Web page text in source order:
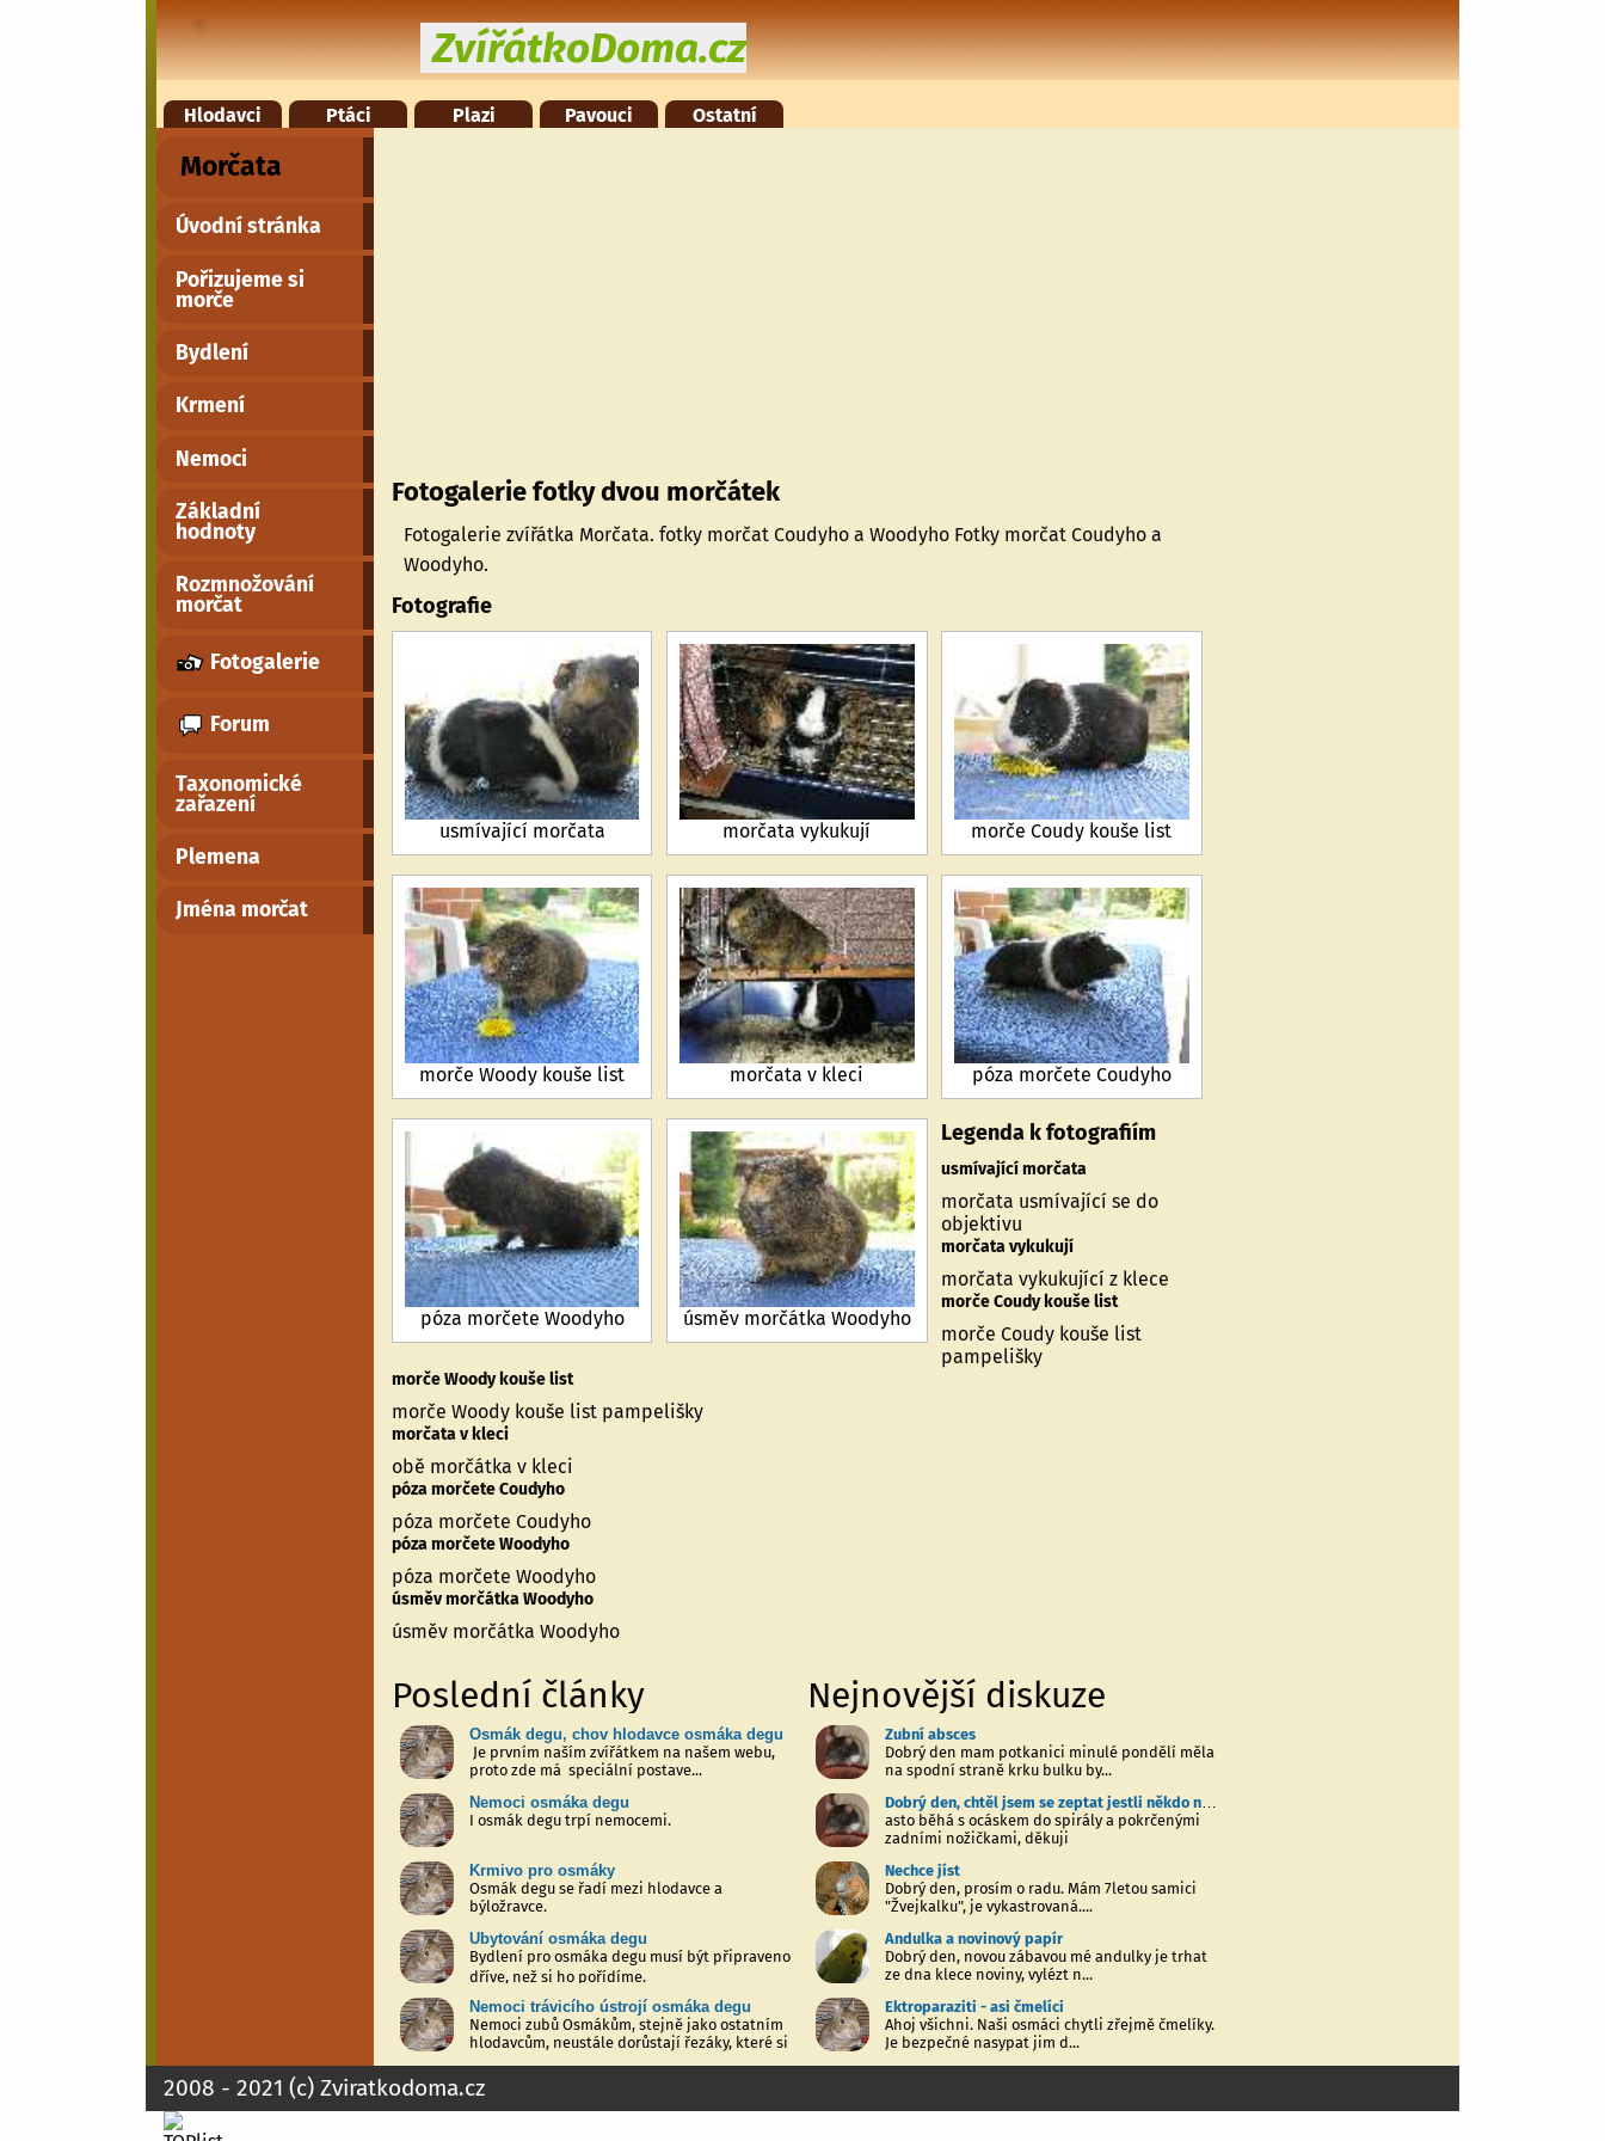
ZvířátkoDoma.cz
Hlodavci Ptáci Plazi Pavouci Ostatní
Morčata
Úvodní stránka
Pořizujeme si
morče
Bydlení
Krmení
Nemoci
Základní
hodnoty
Rozmnožování
morčat
Fotogalerie
Forum
Taxonomické
zařazení
Plemena
Jména morčat
Fotogalerie fotky dvou morčátek
Fotogalerie zvířátka Morčata. fotky morčat Coudyho a Woodyho Fotky morčat Coudyho a
Woodyho.
Fotografie
usmívající morčata morčata vykukují morče Coudy kouše list
morče Woody kouše list morčata v kleci póza morčete Coudyho
póza morčete Woodyho úsměv morčátka Woodyho
Legenda k fotografiím
usmívající morčata
morčata usmívající se do
objektivu
morčata vykukují
morčata vykukující z klece
morče Coudy kouše list
morče Coudy kouše list
pampelišky
morče Woody kouše list
morče Woody kouše list pampelišky
morčata v kleci
obě morčátka v kleci
póza morčete Coudyho
póza morčete Coudyho
póza morčete Woodyho
póza morčete Woodyho
úsměv morčátka Woodyho
úsměv morčátka Woodyho
Poslední články
Osmák degu, chov hlodavce osmáka degu
Je prvním naším zvířátkem na našem webu,
proto zde má speciální postave...
Nemoci osmáka degu
I osmák degu trpí nemocemi.
Krmivo pro osmáky
​ Osmák degu se řadí mezi hlodavce a
býložravce.
Ubytování osmáka degu
Bydlení pro osmáka degu musí být připraveno
dříve, než si ho pořídíme.
Nemoci trávicího ústrojí osmáka degu
Nemoci zubů Osmákům, stejně jako ostatním
hlodavcům, neustále dorůstají řezáky, které si
Nejnovější diskuze
Zubní absces
Dobrý den mam potkanici minulé pondělí měla
na spodní straně krku bulku by...
Dobrý den, chtěl jsem se zeptat jestli někdo neví proč moje malá potkanice...
asto běhá s ocáskem do spirály a pokrčenými
zadními nožičkami, děkuji
Nechce jíst
Dobrý den, prosím o radu. Mám 7letou samici
"Žvejkalku", je vykastrovaná....
Andulka a novinový papír
Dobrý den, novou zábavou mé andulky je trhat
ze dna klece noviny, vylézt n...
Ektroparaziti - asi čmelíci
Ahoj všichni. Naši osmáci chytli zřejmě čmelíky.
Je bezpečné nasypat jim d...
2008 - 2021 (c) Zviratkodoma.cz